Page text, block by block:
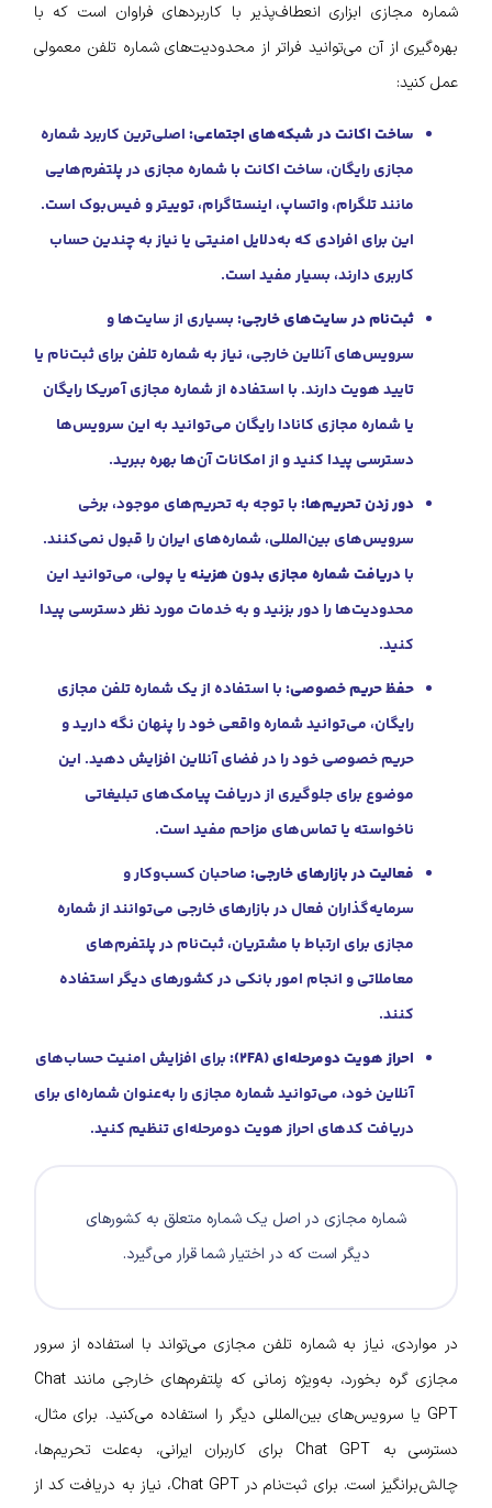
شماره مجازی ابزاری انعطاف‌پذیر با کاربردهای فراوان است که با
بهره‌گیری از آن می‌توانید فراتر از محدودیت‌های شماره تلفن معمولی
عمل کنید:
ساخت اکانت در شبکه‌های اجتماعی:اصلی‌ترین کاربرد شماره
مجازی رایگان، ساخت اکانت با شماره مجازی در پلتفرم‌هایی
مانند تلگرام، واتساپ، اینستاگرام، توییتر و فیس‌بوک است.
این برای افرادی که به‌دلایل امنیتی یا نیاز به چندین حساب
کاربری دارند، بسیار مفید است.
ثبت‌نام در سایت‌های خارجی:بسیاری از سایت‌ها و
سرویس‌های آنلاین خارجی، نیاز به شماره تلفن برای ثبت‌نام یا
تایید هویت دارند. با استفاده از شماره مجازی آمریکا رایگان
یا شماره مجازی کانادا رایگان می‌توانید به این سرویس‌ها
دسترسی پیدا کنید و از امکانات آن‌ها بهره ببرید.
دور زدن تحریم‌ها:با توجه به تحریم‌های موجود، برخی
سرویس‌های بین‌المللی، شماره‌های ایران را قبول نمی‌کنند.
بادریافت شماره مجازی بدون هزینهیا پولی، می‌توانید این
محدودیت‌ها را دور بزنید و به خدمات مورد نظر دسترسی پیدا
کنید.
حفظ حریم خصوصی:با استفاده از یک شماره تلفن مجازی
رایگان، می‌توانید شماره واقعی خود را پنهان نگه دارید و
حریم خصوصی خود را در فضای آنلاین افزایش دهید. این
موضوع برای جلوگیری از دریافت پیامک‌های تبلیغاتی
ناخواسته یا تماس‌های مزاحم مفید است.
فعالیت در بازارهای خارجی:صاحبان کسب‌وکار و
سرمایه‌گذاران فعال در بازارهای خارجی می‌توانند از شماره
مجازی برای ارتباط با مشتریان، ثبت‌نام در پلتفرم‌های
معاملاتی و انجام امور بانکی در کشورهای دیگر استفاده
کنند.
احراز هویت دومرحله‌ای (۲FA):
برای افزایش امنیت حساب‌های
آنلاین خود، می‌توانید شماره مجازی را به‌عنوان شماره‌ای برای
دریافت کدهای احراز هویت دومرحله‌ای تنظیم کنید.
شماره مجازی در اصل یک شماره متعلق به کشور‌های
دیگر است که در اختیار شما قرار می‌گیرد.
در مواردی، نیاز به شماره تلفن مجازی می‌تواند با استفاده از سرور
مجازی گره بخورد، به‌ویژه زمانی که پلتفرم‌های خارجی مانند Chat
GPT یا سرویس‌های بین‌المللی دیگر را استفاده می‌کنید. برای مثال،
دسترسی به Chat GPT برای کاربران ایرانی، به‌علت تحریم‌ها،
چالش‌برانگیز است. برای ثبت‌نام در Chat GPT، نیاز به دریافت کد از